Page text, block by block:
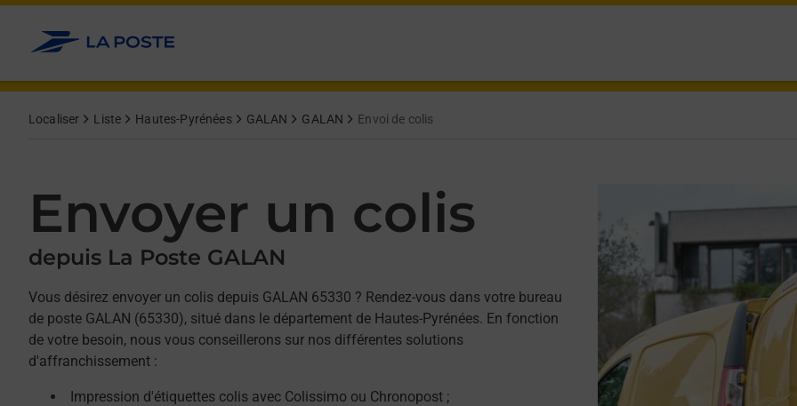
Allez au contenu
Localiser Liste Hautes-Pyrénées GALAN GALAN Envoi de colis
Envoyer un colis
depuis La Poste GALAN
Vous désirez envoyer un colis depuis GALAN 65330 ? Rendez-vous dans votre bureau
de poste GALAN (65330), situé dans le département de Hautes-Pyrénées. En fonction
de votre besoin, nous vous conseillerons sur nos différentes solutions
d'affranchissement :
Impression d'étiquettes colis avec Colissimo ou Chronopost ;
Afficher ou masquer la réponse
Afficher ou masquer la réponse
Afficher ou masquer la réponse